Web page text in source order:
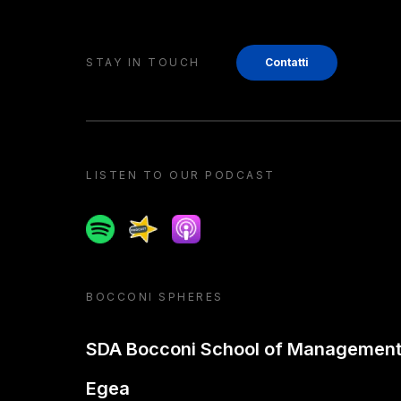
STAY IN TOUCH Contatti
LISTEN TO OUR PODCAST
SpotifySpreakerApple podcast
BOCCONI SPHERES
SDA Bocconi School of Management
Egea